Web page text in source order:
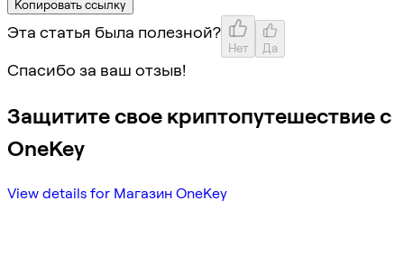
Копировать ссылку
Эта статья была полезной?
Нет Да
Спасибо за ваш отзыв!
Защитите свое криптопутешествие с
OneKey
View details for Магазин OneKey